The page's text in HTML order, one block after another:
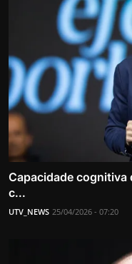
Capacidade cognitiva
c...
UTV_NEWS 25/04/2026 - 07:20